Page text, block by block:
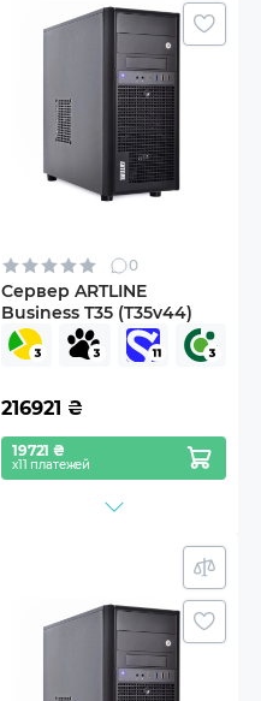
0
Сервер ARTLINE
Business T35 (T35v44)
216921 ₴
19721 ₴
х11 платежей